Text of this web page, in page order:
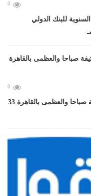
0
للبنك الدولي
0
الطقس غدا مائل للحرارة نهاراً وشبورة كثيفة صباحا والعظمى بالقاهرة 33